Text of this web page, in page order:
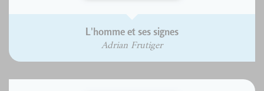
L'homme et ses signes
Adrian Frutiger